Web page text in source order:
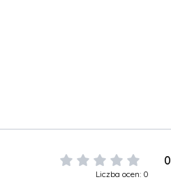
Liczba ocen: 0